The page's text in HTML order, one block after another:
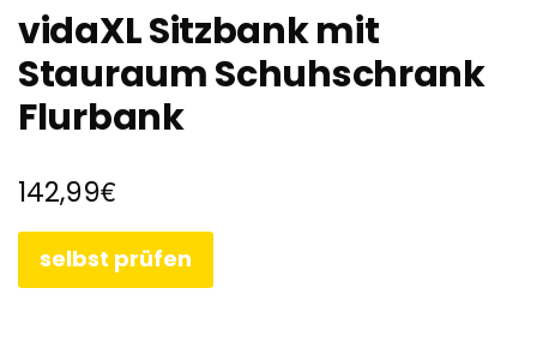
vidaXL Sitzbank mit
Stauraum Schuhschrank
Flurbank
142,99€
selbst prüfen